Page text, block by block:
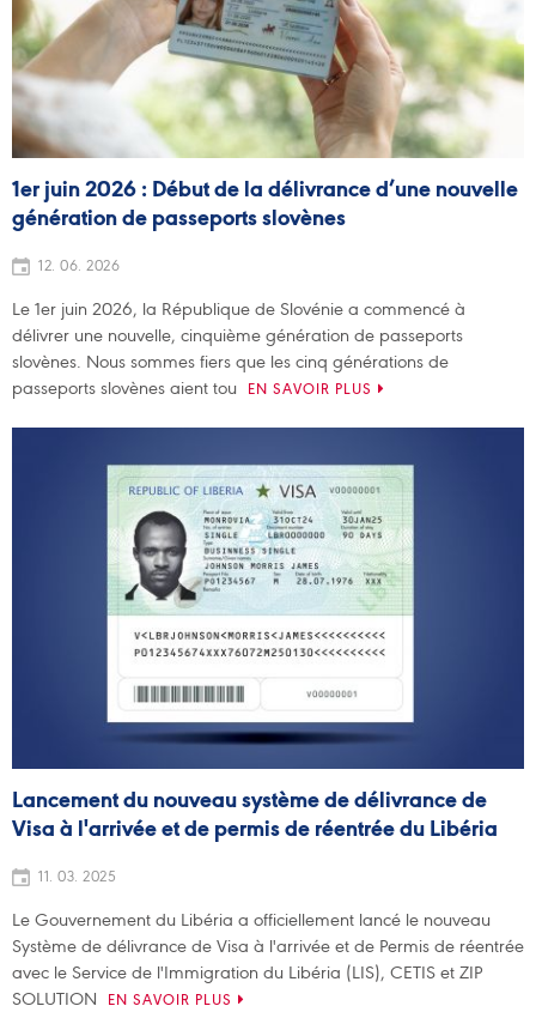
1er juin 2026 : Début de la délivrance d’une nouvelle
génération de passeports slovènes
12. 06. 2026
Le 1er juin 2026, la République de Slovénie a commencé à
délivrer une nouvelle, cinquième génération de passeports
slovènes. Nous sommes fiers que les cinq générations de
passeports slovènes aient tou
EN SAVOIR PLUS
Lancement du nouveau système de délivrance de
Visa à l'arrivée et de permis de réentrée du Libéria
11. 03. 2025
Le Gouvernement du Libéria a officiellement lancé le nouveau
Système de délivrance de Visa à l'arrivée et de Permis de réentrée
avec le Service de l'Immigration du Libéria (LIS), CETIS et ZIP
SOLUTION
EN SAVOIR PLUS